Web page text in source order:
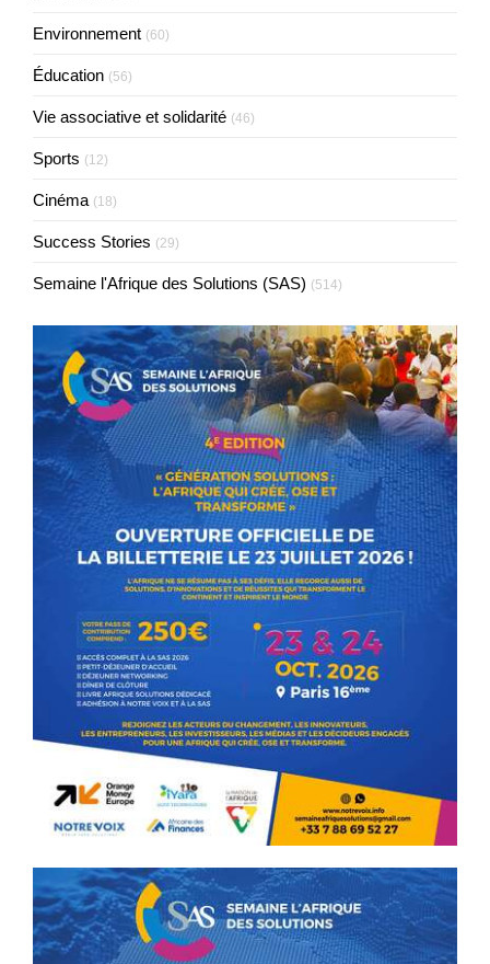
Environnement (60)
Éducation (56)
Vie associative et solidarité (46)
Sports (12)
Cinéma (18)
Success Stories (29)
Semaine l'Afrique des Solutions (SAS) (514)